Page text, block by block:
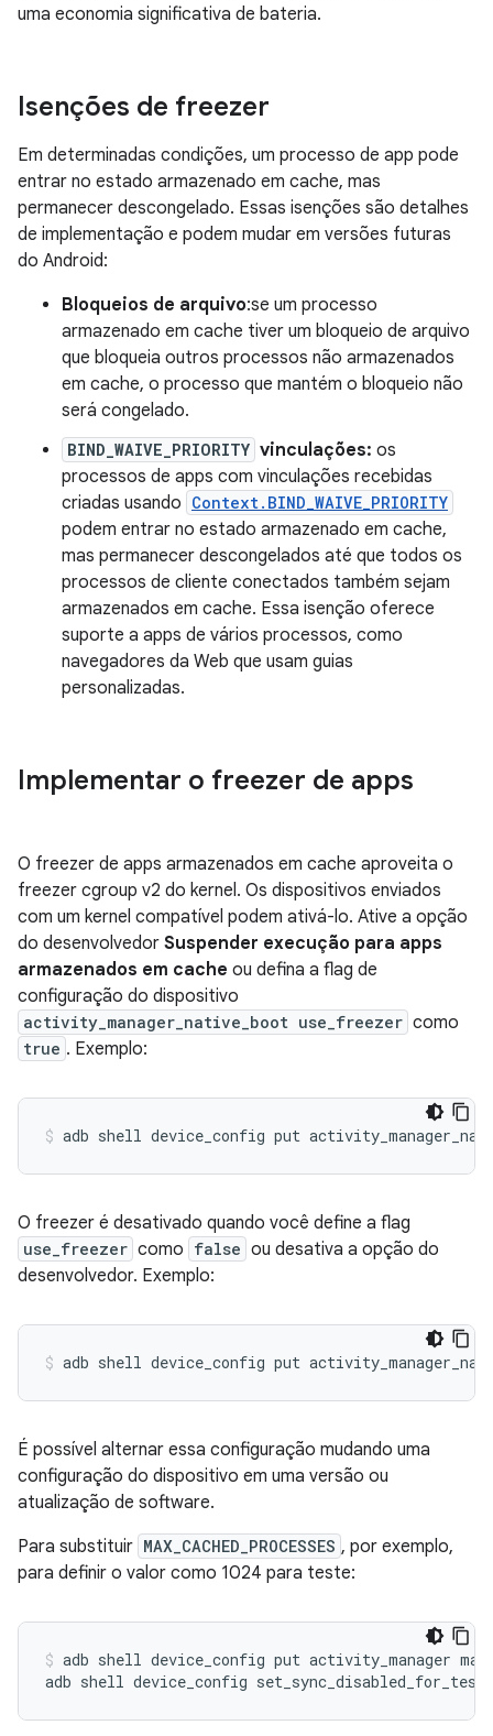
uma economia significativa de bateria.
Isenções de freezer
Em determinadas condições, um processo de app pode
entrar no estado armazenado em cache, mas
permanecer descongelado. Essas isenções são detalhes
de implementação e podem mudar em versões futuras
do Android:
Bloqueios de arquivo:se um processo
armazenado em cache tiver um bloqueio de arquivo
que bloqueia outros processos não armazenados
em cache, o processo que mantém o bloqueio não
será congelado.
BIND_WAIVE_PRIORITY vinculações: os
processos de apps com vinculações recebidas
criadas usando Context.BIND_WAIVE_PRIORITY
podem entrar no estado armazenado em cache,
mas permanecer descongelados até que todos os
processos de cliente conectados também sejam
armazenados em cache. Essa isenção oferece
suporte a apps de vários processos, como
navegadores da Web que usam guias
personalizadas.
Implementar o freezer de apps
O freezer de apps armazenados em cache aproveita o
freezer cgroup v2 do kernel. Os dispositivos enviados
com um kernel compatível podem ativá-lo. Ative a opção
do desenvolvedor Suspender execução para apps
armazenados em cache ou defina a flag de
configuração do dispositivo
activity_manager_native_boot use_freezer como
true . Exemplo:
adb shell device_config put
O freezer é desativado quando você define a flag
use_freezer como false ou desativa a opção do
desenvolvedor. Exemplo:
adb shell device_config put
É possível alternar essa configuração mudando uma
configuração do dispositivo em uma versão ou
atualização de software.
Para substituir MAX_CACHED_PROCESSES , por exemplo,
para definir o valor como 1024 para teste:
adb shell device_config put activity_manager
adb shell device_config set_sync_disabled_for_tests